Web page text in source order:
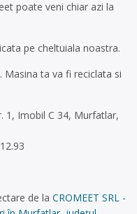
poate veni chiar azi la
pe cheltuiala noastra.
ta va fi reciclata si
1, Imobil C 34, Murfatlar,
de la CROMEET SRL -